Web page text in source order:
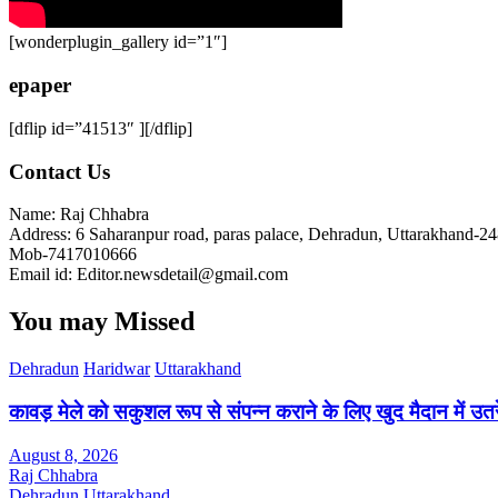
[wonderplugin_gallery id=”1″]
epaper
[dflip id=”41513″ ][/dflip]
Contact Us
Name: Raj Chhabra
Address: 6 Saharanpur road, paras palace, Dehradun, Uttarakhand-
Mob-7417010666
Email id: Editor.newsdetail@gmail.com
You may Missed
Dehradun Haridwar Uttarakhand
कावड़ मेले को सकुशल रूप से संपन्न कराने के लिए खुद मैदान में
August 8, 2026
Raj Chhabra